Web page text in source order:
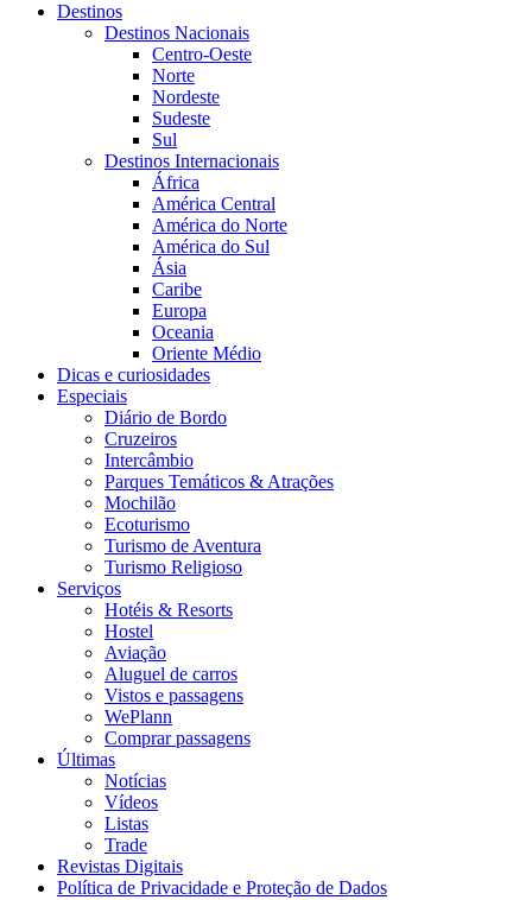
Destinos
Destinos Nacionais
Centro-Oeste
Norte
Nordeste
Sudeste
Sul
Destinos Internacionais
África
América Central
América do Norte
América do Sul
Ásia
Caribe
Europa
Oceania
Oriente Médio
Dicas e curiosidades
Especiais
Diário de Bordo
Cruzeiros
Intercâmbio
Parques Temáticos & Atrações
Mochilão
Ecoturismo
Turismo de Aventura
Turismo Religioso
Serviços
Hotéis & Resorts
Hostel
Aviação
Aluguel de carros
Vistos e passagens
WePlann
Comprar passagens
Últimas
Notícias
Vídeos
Listas
Trade
Revistas Digitais
Política de Privacidade e Proteção de Dados